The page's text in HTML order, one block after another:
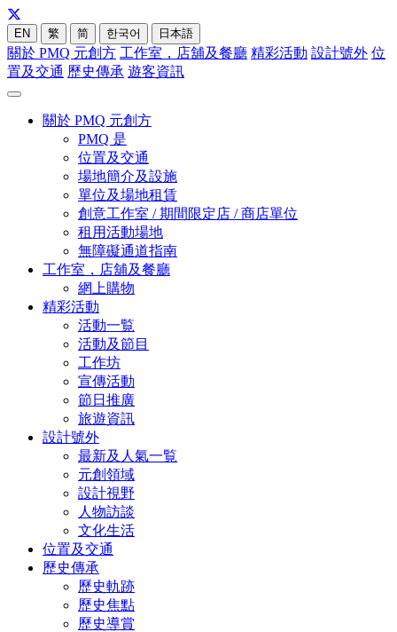
EN 繁 简 한국어 日本語
關於 PMQ 元創方 工作室，店舖及餐廳 精彩活動 設計號外 位
置及交通 歷史傳承 遊客資訊
關於 PMQ 元創方
PMQ 是
位置及交通
場地簡介及設施
單位及場地租賃
創意工作室 / 期間限定店 / 商店單位
租用活動場地
無障礙通道指南
工作室，店舖及餐廳
網上購物
精彩活動
活動一覧
活動及節目
工作坊
宣傳活動
節日推廣
旅遊資訊
設計號外
最新及人氣一覧
元創領域
設計視野
人物訪談
文化生活
位置及交通
歷史傳承
歷史軌跡
歷史焦點
歷史導賞